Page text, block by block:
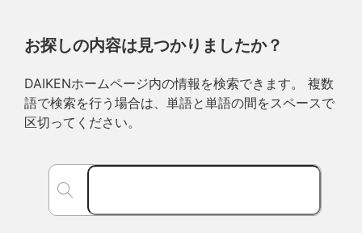
お探しの内容は見つかりましたか？
DAIKENホームページ内の情報を検索できます。 複数
語で検索を行う場合は、単語と単語の間をスペースで
区切ってください。